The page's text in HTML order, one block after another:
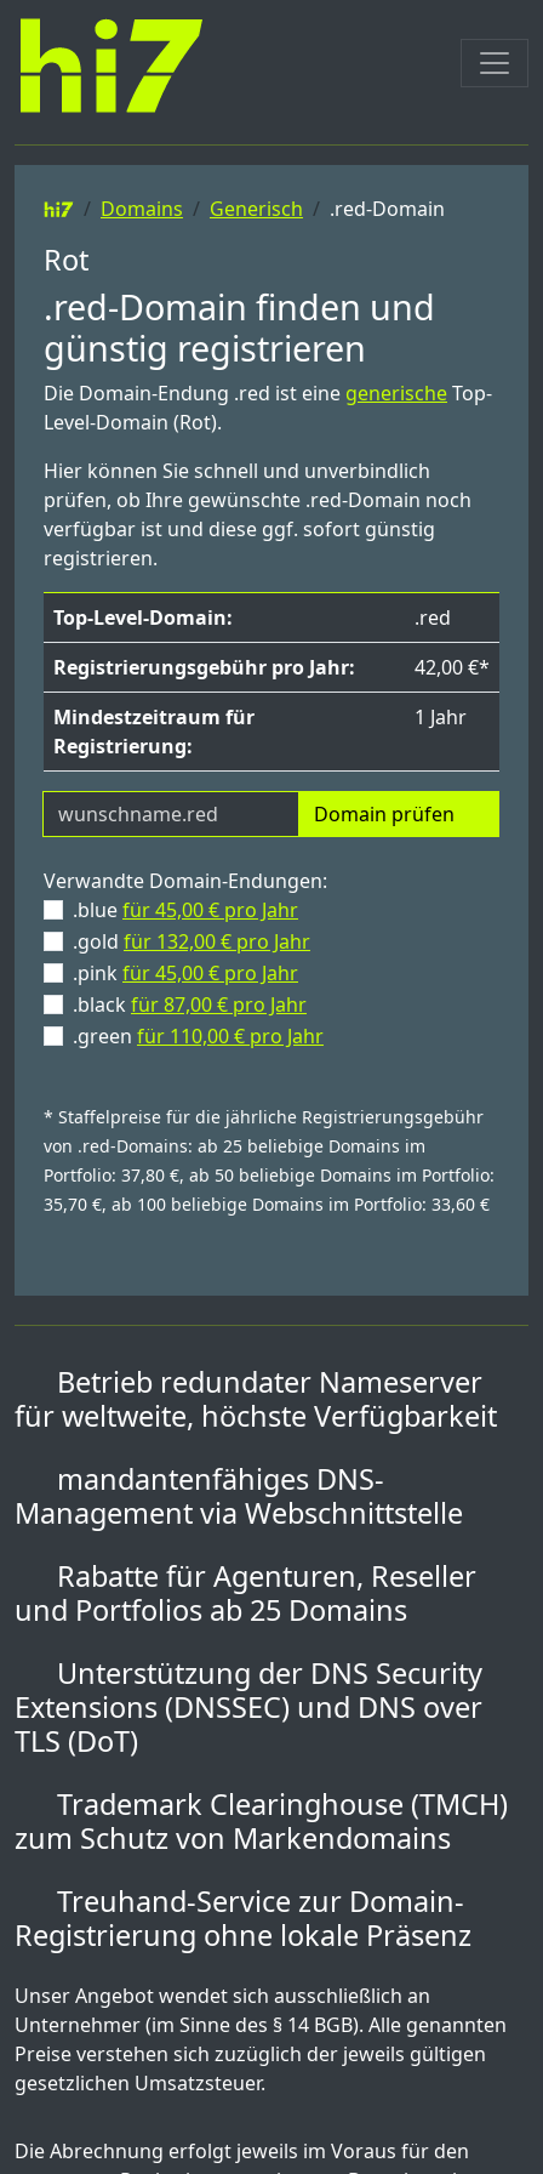
Domains Generisch .red-Domain
Rot
.red-Domain finden und
günstig registrieren
Die Domain-Endung .red ist eine generischeTop-
Level-Domain (Rot).
Hier können Sie schnell und unverbindlich
prüfen, ob Ihre gewünschte .red-Domain noch
verfügbar ist und diese ggf. sofort günstig
registrieren.
Top-Level-Domain:
.red
Registrierungsgebühr pro Jahr:
42,00 €*
Mindestzeitraum für
Registrierung:
1 Jahr
Domain prüfen
Verwandte Domain-Endungen:
.bluefür 45,00 € pro Jahr
.gold für 132,00 € pro Jahr
.pink für 45,00 € pro Jahr
.black für 87,00 € pro Jahr
.green für 110,00 € pro Jahr
* Staffelpreise für die jährliche Registrierungsgebühr
von .red-Domains: ab 25 beliebige Domains im
Portfolio: 37,80 €, ab 50 beliebige Domains im Portfolio:
35,70 €, ab 100 beliebige Domains im Portfolio: 33,60 €
Betrieb redundater Nameserver
für weltweite, höchste Verfügbarkeit
mandantenfähiges DNS-
Management via Webschnittstelle
Rabatte für Agenturen, Reseller
und Portfolios ab 25 Domains
Unterstützung der DNS Security
Extensions (DNSSEC) und DNS over
TLS (DoT)
Trademark Clearinghouse (TMCH)
zum Schutz von Markendomains
Treuhand-Service zur Domain-
Registrierung ohne lokale Präsenz
Unser Angebot wendet sich ausschließlich an
Unternehmer (im Sinne des § 14 BGB). Alle genannten
Preise verstehen sich zuzüglich der jeweils gültigen
gesetzlichen Umsatzsteuer.
Die Abrechnung erfolgt jeweils im Voraus für den